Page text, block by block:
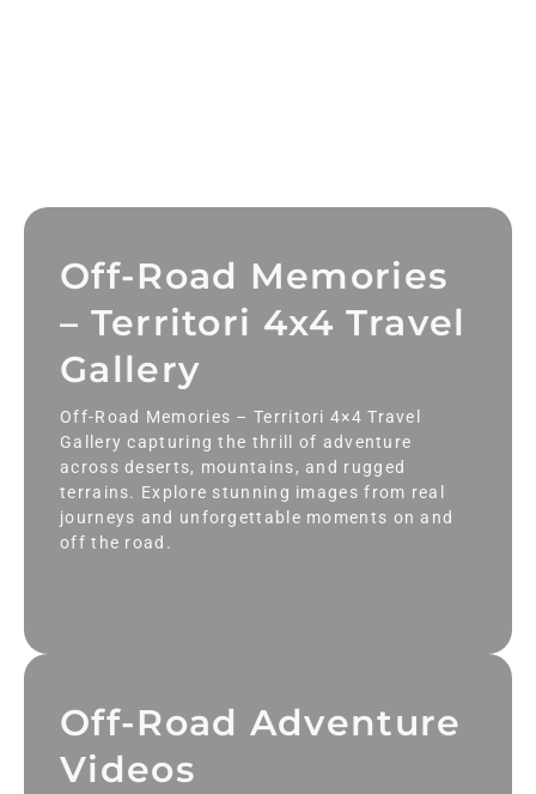
Off-Road Memories
– Territori 4x4 Travel
Gallery
Off-Road Memories – Territori 4×4 Travel
Gallery capturing the thrill of adventure
across deserts, mountains, and rugged
terrains. Explore stunning images from real
journeys and unforgettable moments on and
off the road.
Off-Road Adventure
Videos